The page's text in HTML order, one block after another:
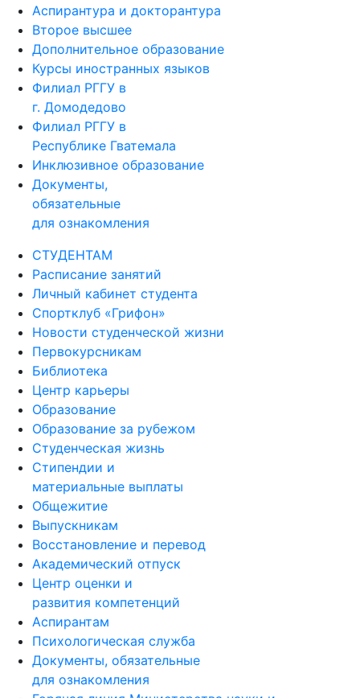
Аспирантура и докторантура
Второе высшее
Дополнительное образование
Курсы иностранных языков
Филиал РГГУ в
г. Домодедово
Филиал РГГУ в
Республике Гватемала
Инклюзивное образование
Документы,
обязательные
для ознакомления
СТУДЕНТАМ
Расписание занятий
Личный кабинет студента
Спортклуб «Грифон»
Новости студенческой жизни
Первокурсникам
Библиотека
Центр карьеры
Образование
Образование за рубежом
Студенческая жизнь
Стипендии и
материальные выплаты
Общежитие
Выпускникам
Восстановление и перевод
Академический отпуск
Центр оценки и
развития компетенций
Аспирантам
Психологическая служба
Документы, обязательные
для ознакомления